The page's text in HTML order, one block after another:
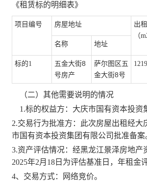
《租赁标的明细表》
项目编号 房屋地址
出
（m
名称 地址
标的1 五金大街8
号房产
萨尔图区五
金大街8号
（二）其他需要说明的情况
1.标的权益方： 大庆市国有资本投资
2.交易行为批准方：
此次房屋出租经大
市国有资本投资集团有限公司批准备案
3.资产评估情况： 经黑龙江景泽房地产
2025年2月 18 日为评估基准日， 年租金
4、交易方式：网络竞价。